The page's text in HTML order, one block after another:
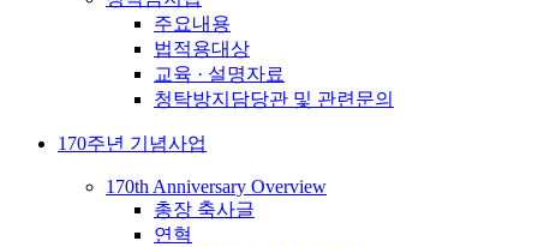
주요내용
법적용대상
교육 · 설명자료
청탁방지담당관 및 관련문의
170주년 기념사업
170th Anniversary Overview
총장 축사글
연혁